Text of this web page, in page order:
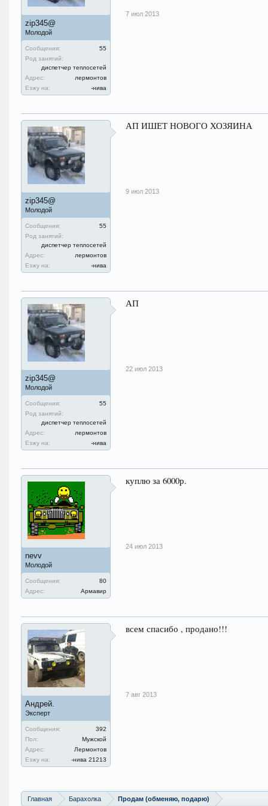
zip345@
Молодой
Сообщения:
55
Род занятий:
диспетчер теплосетей
Адрес:
лермонтов
Езжу на:
-нива
7 июл 2013
zip345@
Молодой
Сообщения:
55
Род занятий:
диспетчер теплосетей
Адрес:
лермонтов
Езжу на:
-нива
АП ИШЕТ НОВОГО ХОЗЯИНА
9 июл 2013
zip345@
Молодой
Сообщения:
55
Род занятий:
диспетчер теплосетей
Адрес:
лермонтов
Езжу на:
-нива
АП
22 июл 2013
nevv
Молодой
Сообщения:
80
Адрес:
Армавир
куплю за 6000р.
24 июл 2013
Андрей.
Эксперт
Сообщения:
392
Пол:
Мужской
Адрес:
Лермонтов
Езжу на:
-нива 21213
всем спасибо , продано!!!
7 авг 2013
Главная Барахолка Продам (обменяю, подарю)